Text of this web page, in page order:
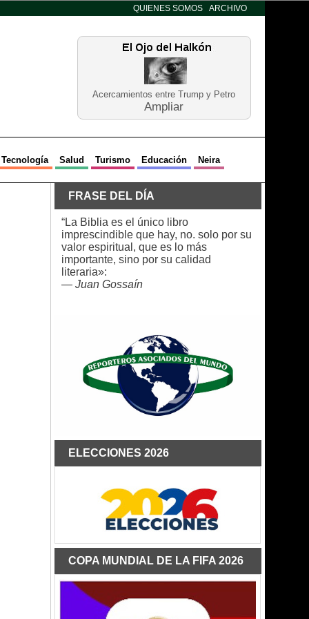
QUIENES SOMOS ARCHIVO
Acercamientos entre Trump y Petro
Ampliar
Tecnología Salud Turismo Educación Neira
FRASE DEL DÍA
“La Biblia es el único libro
imprescindible que hay, no. solo por su
valor espiritual, que es lo más
importante, sino por su calidad
literaria»:
— Juan Gossaín
ELECCIONES 2026
COPA MUNDIAL DE LA FIFA 2026